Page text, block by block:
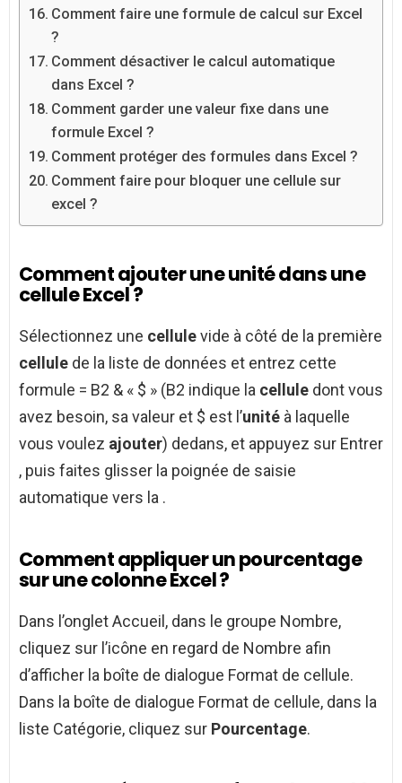
Comment faire une formule de calcul sur Excel
?
Comment désactiver le calcul automatique
dans Excel ?
Comment garder une valeur fixe dans une
formule Excel ?
Comment protéger des formules dans Excel ?
Comment faire pour bloquer une cellule sur
excel ?
Comment ajouter une unité dans une
cellule Excel ?
Sélectionnez une cellulevide à côté de la première
cellule de la liste de données et entrez cette
formule = B2 & « $ » (B2 indique la cellule dont vous
avez besoin, sa valeur et $ est l’unité à laquelle
vous voulez ajouter) dedans, et appuyez sur Entrer
, puis faites glisser la poignée de saisie
automatique vers la .
Comment appliquer un pourcentage
sur une colonne Excel ?
Dans l’onglet Accueil, dans le groupe Nombre,
cliquez sur l’icône en regard de Nombre afin
d’afficher la boîte de dialogue Format de cellule.
Dans la boîte de dialogue Format de cellule, dans la
liste Catégorie, cliquez sur Pourcentage.